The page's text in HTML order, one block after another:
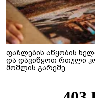
ფაზლების აწყობის
და დავიწყოთ რთული
მოშლის გარეშე